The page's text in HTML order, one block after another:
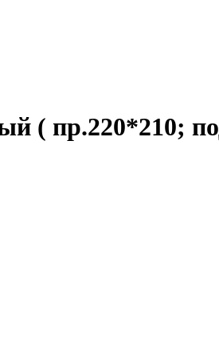
( пр.220*210;